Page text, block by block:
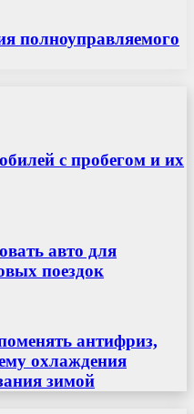
полноуправляемого
с пробегом и их
авто для
поездок
антифриз,
охлаждения
зимой